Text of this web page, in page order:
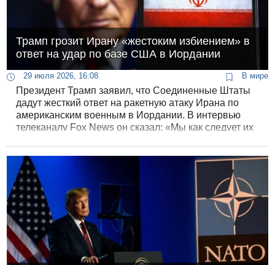
Трамп грозит Ирану «жестоким избиением» в
ответ на удар по базе США в Иордании
29 июля 2026, 16:08 В мире
Президент Трамп заявил, что Соединенные Штаты
дадут жесткий ответ на ракетную атаку Ирана по
американским военным в Иордании. В интервью
телеканалу Fox News он сказал: «Мы как следует их